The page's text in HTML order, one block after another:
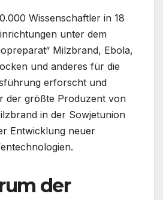
Wissenschaftler in 18
unter dem
Milzbrand, Ebola,
und anderes für die
erforscht und
der größte Produzent von
in der Sowjetunion
Entwicklung neuer
der